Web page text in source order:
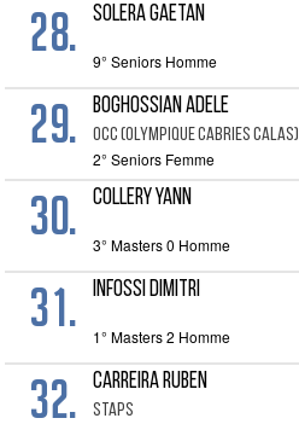
28. SOLERA GAETAN
9° Seniors Homme
29. BOGHOSSIAN ADELE
OCC (OLYMPIQUE CABRIES CALAS)
2° Seniors Femme
30. COLLERY YANN
3° Masters 0 Homme
31. INFOSSI DIMITRI
1° Masters 2 Homme
32. CARREIRA RUBEN
STAPS